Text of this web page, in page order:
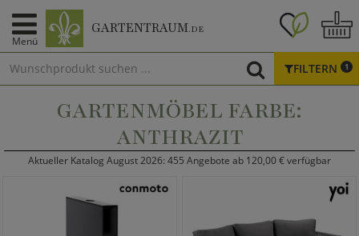
Menü
GARTENTRAUM.DE
FILTERN 1
GARTENMÖBEL FARBE:
ANTHRAZIT
Aktueller Katalog August 2026: 455 Angebote ab 120,00 € verfügbar